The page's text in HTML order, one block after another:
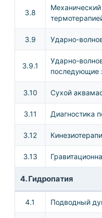
3.8
3.9 Ударно-
3.9.1
Ударно-
последующие
3.10 Сухой
3.11 Диагностика
3.12
3.13
4. Гидропатия
4.1 Подводный